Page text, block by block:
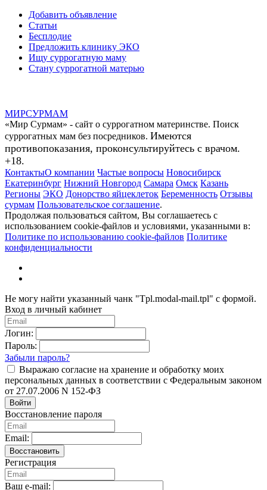
Добавить объявление
Статьи
Бесплодие
Предложить клинику ЭКО
Ищу суррогатную маму
Стану суррогатной матерью
МИРСУРМАМ
«Мир Сурмам» - сайт о суррогатном материнстве. Поиск
суррогатных мам без посредников. Имеются
противопоказания, проконсультируйтесь с врачом.
+18.
КонтактыО компании Частые вопросы Новосибирск
Екатеринбург Нижний Новгород Самара Омск Казань
Регионы ЭКО Донорство яйцеклеток Беременность Отзывы
сурмам Пользовательское соглашение.
Продолжая пользоваться сайтом, Вы соглашаетесь с
использованием cookie-файлов и условиями, указанными в:
Политике по использованию cookie-файлов Политике
конфиденциальности
Не могу найти указанный чанк "Tpl.modal-mail.tpl" с формой.
Вход в личный кабинет
Логин:
Пароль:
Забыли пароль?
Выражаю согласие на хранение и обработку моих
персональных данных в соответствии с Федеральным законом
от 27.07.2006 N 152-ФЗ
Войти
Восстановление пароля
Email:
Восстановить
Регистрация
Ваш e-mail: